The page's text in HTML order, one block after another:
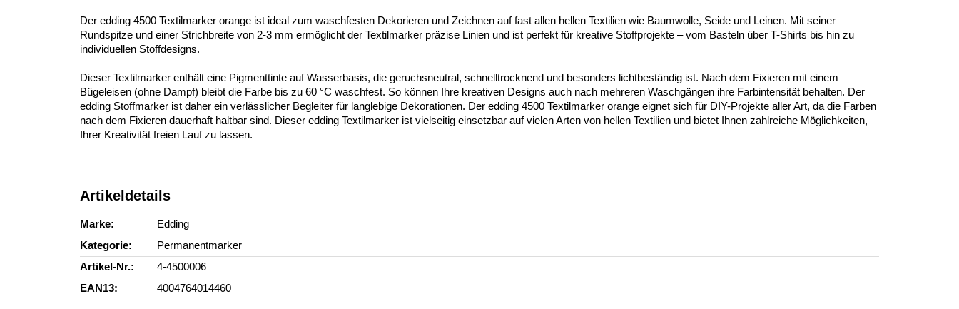
Der edding 4500 Textilmarker orange ist ideal zum waschfesten Dekorieren und Zeichnen auf fast allen hellen Textilien wie Baumwolle, Seide und Leinen. Mit seiner
Rundspitze und einer Strichbreite von 2-3 mm ermöglicht der Textilmarker präzise Linien und ist perfekt für kreative Stoffprojekte – vom Basteln über T-Shirts bis hin zu
individuellen Stoffdesigns.
Dieser Textilmarker enthält eine Pigmenttinte auf Wasserbasis, die geruchsneutral, schnelltrocknend und besonders lichtbeständig ist. Nach dem Fixieren mit einem
Bügeleisen (ohne Dampf) bleibt die Farbe bis zu 60 °C waschfest. So können Ihre kreativen Designs auch nach mehreren Waschgängen ihre Farbintensität behalten. Der
edding Stoffmarker ist daher ein verlässlicher Begleiter für langlebige Dekorationen. Der edding 4500 Textilmarker orange eignet sich für DIY-Projekte aller Art, da die Farben
nach dem Fixieren dauerhaft haltbar sind. Dieser edding Textilmarker ist vielseitig einsetzbar auf vielen Arten von hellen Textilien und bietet Ihnen zahlreiche Möglichkeiten,
Ihrer Kreativität freien Lauf zu lassen.
Artikeldetails
Marke
Edding
Kategorie
Permanentmarker
Artikel-Nr.
4-4500006
EAN13
4004764014460